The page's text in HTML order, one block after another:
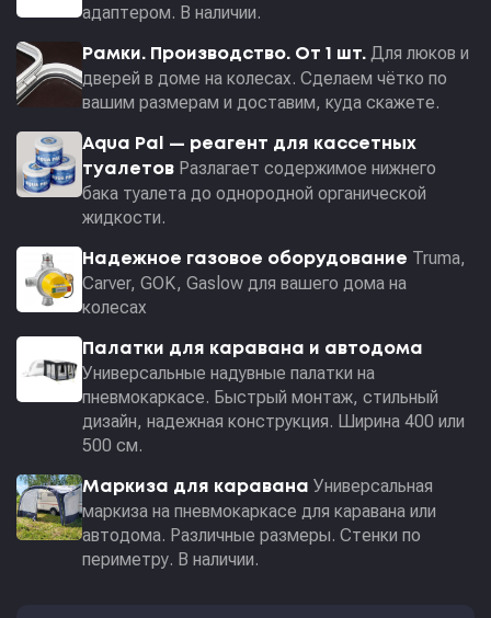
адаптером. В наличии.
Рамки. Производство. От 1 шт. Для люков и
дверей в доме на колесах. Сделаем чётко по
вашим размерам и доставим, куда скажете.
Aqua Pal — pеагент для кассетных
туалетов Разлагает содержимое нижнего
бака туалета до однородной органической
жидкости.
Надежное газовое оборудование Truma,
Carver, GOK, Gaslow для вашего дома на
колесах
Палатки для каравана и автодома
Универсальные надувные палатки на
пневмокаркасе. Быстрый монтаж, стильный
дизайн, надежная конструкция. Ширина 400 или
500 см.
Маркиза для каравана Универсальная
маркиза на пневмокаркасе для каравана или
автодома. Различные размеры. Стенки по
периметру. В наличии.